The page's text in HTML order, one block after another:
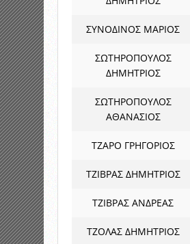
ΣΥΝΟΔΙΝΟΣ ΜΑΡΙΟΣ
ΣΩΤΗΡΟΠΟΥΛΟΣ
ΔΗΜΗΤΡΙΟΣ
ΣΩΤΗΡΟΠΟΥΛΟΣ
ΑΘΑΝΑΣΙΟΣ
ΤΖΑΡΟ ΓΡΗΓΟΡΙΟΣ
ΤΖΙΒΡΑΣ ΔΗΜΗΤΡΙΟΣ
ΤΖΙΒΡΑΣ ΑΝΔΡΕΑΣ
ΤΖΟΛΑΣ ΔΗΜΗΤΡΙΟΣ